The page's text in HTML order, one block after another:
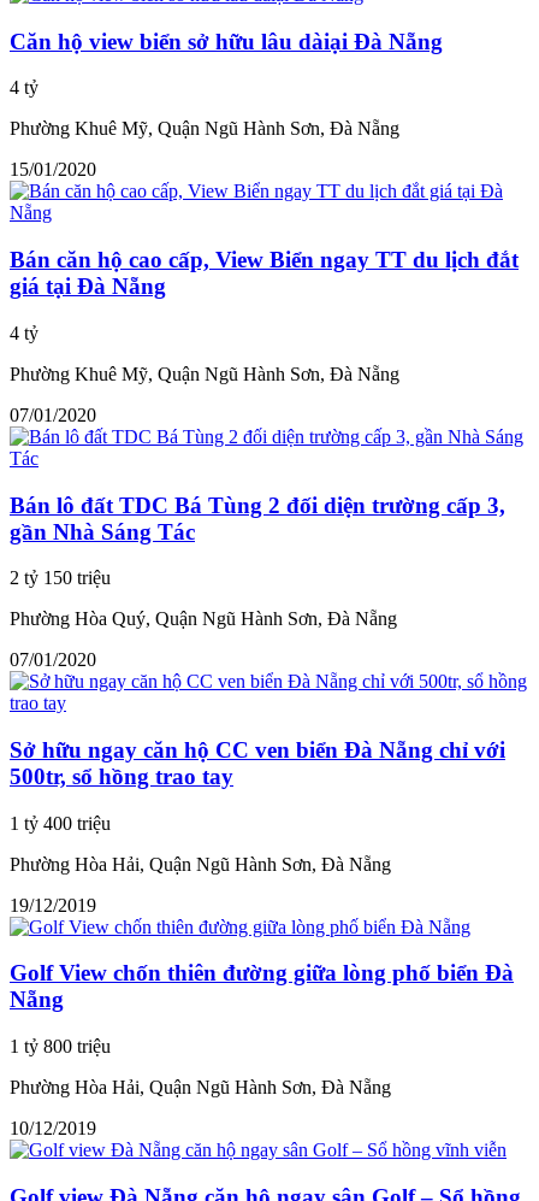
Căn hộ view biển sở hữu lâu dàiại Đà Nẵng
4 tỷ
Phường Khuê Mỹ, Quận Ngũ Hành Sơn, Đà Nẵng
15/01/2020
Bán căn hộ cao cấp, View Biển ngay TT du lịch đắt
giá tại Đà Nẵng
4 tỷ
Phường Khuê Mỹ, Quận Ngũ Hành Sơn, Đà Nẵng
07/01/2020
Bán lô đất TDC Bá Tùng 2 đối diện trường cấp 3,
gần Nhà Sáng Tác
2 tỷ 150 triệu
Phường Hòa Quý, Quận Ngũ Hành Sơn, Đà Nẵng
07/01/2020
Sở hữu ngay căn hộ CC ven biển Đà Nẵng chỉ với
500tr, sổ hồng trao tay
1 tỷ 400 triệu
Phường Hòa Hải, Quận Ngũ Hành Sơn, Đà Nẵng
19/12/2019
Golf View chốn thiên đường giữa lòng phố biển Đà
Nẵng
1 tỷ 800 triệu
Phường Hòa Hải, Quận Ngũ Hành Sơn, Đà Nẵng
10/12/2019